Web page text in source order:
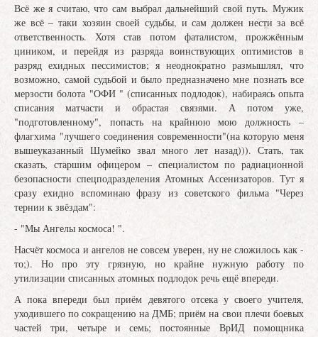
Всё же я считаю, что сам выбрал дальнейший свой путь. Мужик
же всё – таки хозяин своей судьбы, и сам должен нести за всё
ответственность. Хотя став потом фаталистом, прожжённым
циником, и перейдя из разряда воинствующих оптимистов в
разряд ехидных пессимистов; я неоднократно размышлял, что
возможно, самой судьбой и было предназначено мне познать все
мерзости болота "ОФИ " (списанных подлодок), набираясь опыта
списания матчасти и обрастая связями. А потом уже,
"подготовленному", попасть на крайнюю мою должность –
флагхима "лучшего соединения современности"(на которую меня
вышеуказанный Шумейко звал много лет назад))). Стать, так
сказать, старшим офицером – специалистом по радиационной
безопасности спецподразделения Атомных Ассенизаторов. Тут я
сразу ехидно вспоминаю фразу из советского фильма "Через
тернии к звёздам":
- "Мы Ангелы космоса! ".
Насчёт космоса и ангелов не совсем уверен, ну не сложилось как -
то;). Но про эту грязную, но крайне нужную работу по
утилизации списанных атомных подлодок речь ещё впереди.
А пока впереди был приём девятого отсека у своего учителя,
уходившего по сокращению на ДМБ; приём на свои плечи боевых
частей три, четыре и семь; постоянные ВрИД помощника